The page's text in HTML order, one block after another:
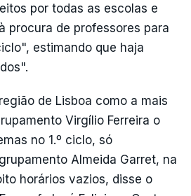
por todas as escolas e
procura de professores para
estimando que haja
de Lisboa como a mais
Virgílio Ferreira o
no 1.º ciclo, só
Almeida Garret, na
horários vazios, disse o